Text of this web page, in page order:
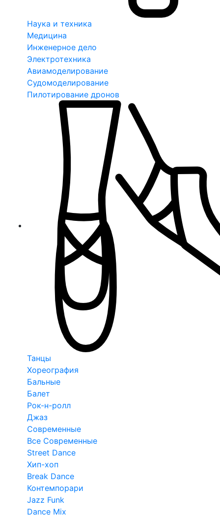
Наука и техника
Медицина
Инженерное дело
Электротехника
Авиамоделирование
Судомоделирование
Пилотирование дронов
Танцы
Хореография
Бальные
Балет
Рок-н-ролл
Джаз
Современные
Все Современные
Street Dance
Хип-хоп
Break Dance
Контемпорари
Jazz Funk
Dance Mix